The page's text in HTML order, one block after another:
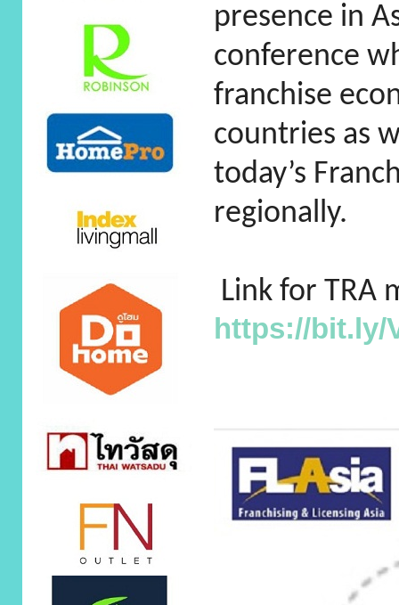
presence in
conference
franchise
countries as
today’s
regionally.
Link for TRA
https://bit.ly/